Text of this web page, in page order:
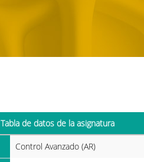
Tabla de datos de la asignatura
Control Avanzado (AR)